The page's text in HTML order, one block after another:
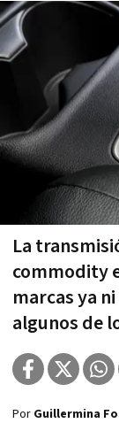
La
commodity
marcas ya
algunos de
Por Guillermina